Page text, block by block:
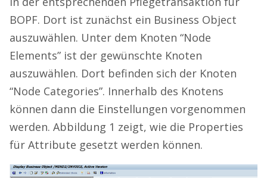
BOPF. Dort ist zunächst ein Business Object
auszuwählen. Unter dem Knoten “Node
Elements” ist der gewünschte Knoten
auszuwählen. Dort befinden sich der Knoten
“Node Categories”. Innerhalb des Knotens
können dann die Einstellungen vorgenommen
werden. Abbildung 1 zeigt, wie die Properties
für Attribute gesetzt werden können.